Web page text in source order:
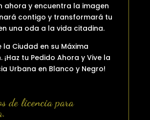
ahora y encuentra la imagen
contigo y transformará tu
una oda a la vida citadina.
la Ciudad en su Máxima
¡Haz tu Pedido Ahora y Vive la
Urbana en Blanco y Negro!
de licencia para